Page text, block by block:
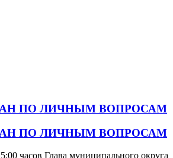
ПО ЛИЧНЫМ ВОПРОСАМ
ПО ЛИЧНЫМ ВОПРОСАМ
часов Глава муниципального округа